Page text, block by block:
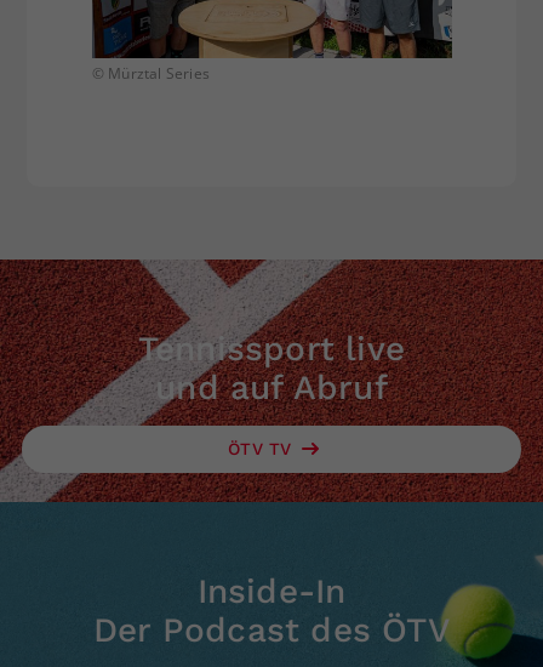
© Mürztal Series
Tennissport live
und auf Abruf
ÖTV TV
Inside-In
Der Podcast des ÖTV